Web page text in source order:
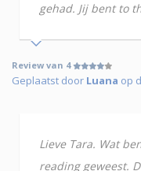
gehad. Jij bent to
Review van 4
Geplaatst door Luana op
Lieve Tara. Wat
reading geweest.